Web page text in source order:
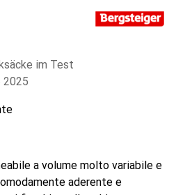
im Test
a volume molto variabile e
aderente e